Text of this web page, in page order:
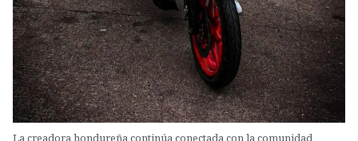
La creadora hondureña continúa conectada con la comunidad